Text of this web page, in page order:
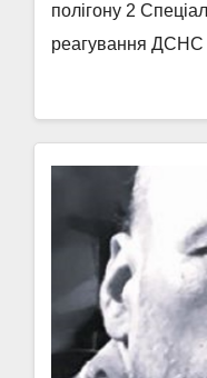
полігону 2
реагування ДСНС